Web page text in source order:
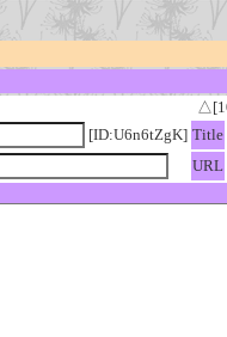
[ID:U6n6tZgK] Title
URL